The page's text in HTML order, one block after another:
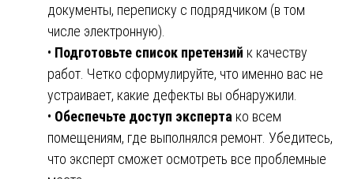
документы, переписку с подрядчиком (в том
числе электронную).
• Подготовьте список претензий к качеству
работ. Четко сформулируйте, что именно вас не
устраивает, какие дефекты вы обнаружили.
• Обеспечьте доступ эксперта ко всем
помещениям, где выполнялся ремонт. Убедитесь,
что эксперт сможет осмотреть все проблемные